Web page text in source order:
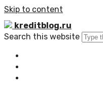
Skip to content
kreditblog.ru
Search this website